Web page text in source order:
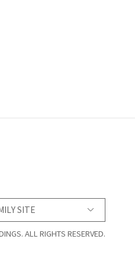
SITE
ALL RIGHTS RESERVED.